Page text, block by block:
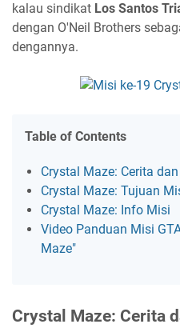
kalau sindikat Los Santos
dengan O'Neil Brothers
dengannya.
Table of Contents
Crystal Maze: Cerita
Crystal Maze: Tujuan
Crystal Maze: Info Misi
Video Panduan Misi
Maze"
Crystal Maze: Cerita